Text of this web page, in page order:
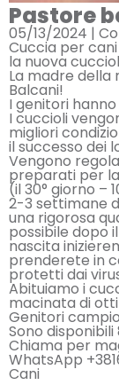
Pastore
05/13/2024 |
Cuccia per
la nuova
La madre della
Balcani!
I genitori
I cuccioli
migliori
il successo dei
Vengono
preparati per
(il 30° giorno –
2-3 settimane
una rigorosa
possibile dopo
nascita
prenderete in
protetti dai
Abituiamo i
macinata di
Genitori
Sono
Chiama per
WhatsApp
Cani